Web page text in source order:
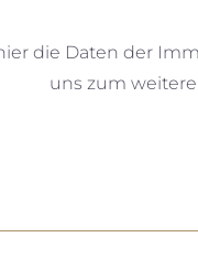
die Daten der
uns zum